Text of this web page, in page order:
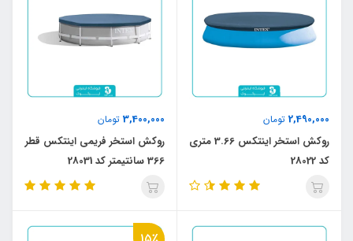
2,490,000 تومان
روکش استخر اینتکس 3.66 متری
کد 28022
3,400,000 تومان
روکش استخر فریمی اینتکس قطر
366 سانتیمتر کد 28031